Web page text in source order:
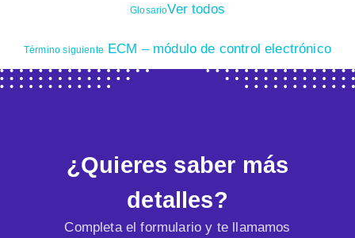
GlosarioVer todos
Término siguiente ECM – módulo de control electrónico
¿Quieres saber más
detalles?
Completa el formulario y te llamamos